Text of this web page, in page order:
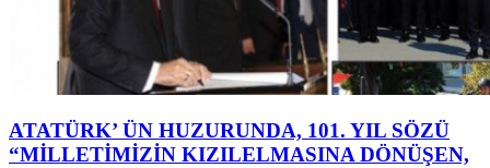
ATATÜRK’ ÜN HUZURUNDA, 101. YIL SÖZÜ
“MİLLETİMİZİN KIZILELMASINA DÖNÜŞEN,